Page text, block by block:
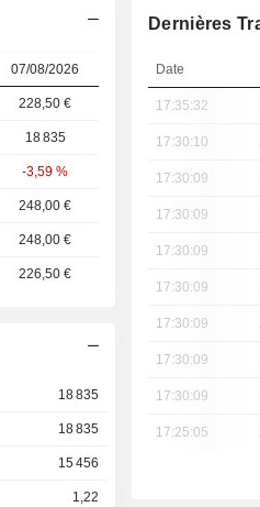
07/08/2026
228,50 €
18 835
-3,59 %
248,00 €
248,00 €
226,50 €
18 835
18 835
15 456
1,22
Dernières
Date
17:35:32
17:30:10
17:30:09
17:30:09
17:30:09
17:30:09
17:30:09
17:30:09
17:30:09
17:25:05